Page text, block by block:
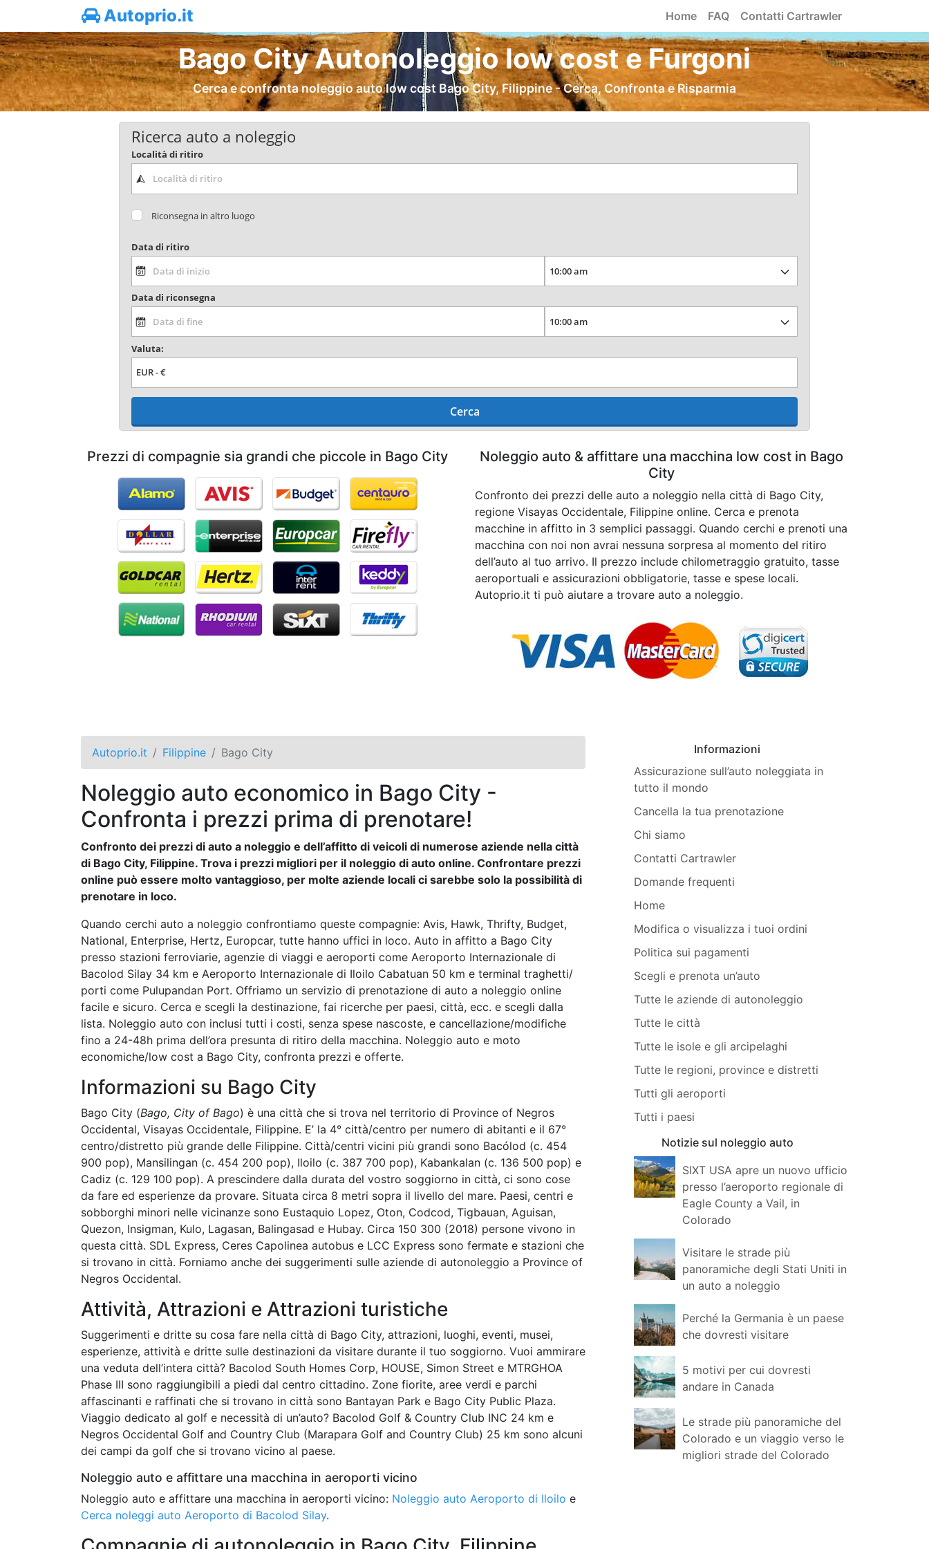
Autoprio.it Home FAQ Contatti Cartrawler
Bago City Autonoleggio low cost e Furgoni
Cerca e confronta noleggio auto low cost Bago City, Filippine - Cerca, Confronta e Risparmia
Ricerca auto a noleggio
Località di ritiro
Riconsegna in altro luogo
Data di ritiro
Data di riconsegna
Valuta:
Cerca
Prezzi di compagnie sia grandi che piccole in Bago City
Noleggio auto & affittare una macchina low cost in Bago
City
Confronto dei prezzi delle auto a noleggio nella città di Bago City,
regione Visayas Occidentale, Filippine online. Cerca e prenota
macchine in affitto in 3 semplici passaggi. Quando cerchi e prenoti una
macchina con noi non avrai nessuna sorpresa al momento del ritiro
dell’auto al tuo arrivo. Il prezzo include chilometraggio gratuito, tasse
aeroportuali e assicurazioni obbligatorie, tasse e spese locali.
Autoprio.it ti può aiutare a trovare auto a noleggio.
Autoprio.it Filippine Bago City
Noleggio auto economico in Bago City -
Confronta i prezzi prima di prenotare!
Confronto dei prezzi di auto a noleggio e dell’affitto di veicoli di numerose aziende nella città
di Bago City, Filippine. Trova i prezzi migliori per il noleggio di auto online. Confrontare prezzi
online può essere molto vantaggioso, per molte aziende locali ci sarebbe solo la possibilità di
prenotare in loco.
Quando cerchi auto a noleggio confrontiamo queste compagnie: Avis, Hawk, Thrifty, Budget,
National, Enterprise, Hertz, Europcar, tutte hanno uffici in loco. Auto in affitto a Bago City
presso stazioni ferroviarie, agenzie di viaggi e aeroporti come Aeroporto Internazionale di
Bacolod Silay 34 km e Aeroporto Internazionale di Iloilo Cabatuan 50 km e terminal traghetti/
porti come Pulupandan Port. Offriamo un servizio di prenotazione di auto a noleggio online
facile e sicuro. Cerca e scegli la destinazione, fai ricerche per paesi, città, ecc. e scegli dalla
lista. Noleggio auto con inclusi tutti i costi, senza spese nascoste, e cancellazione/modifiche
fino a 24-48h prima dell’ora presunta di ritiro della macchina. Noleggio auto e moto
economiche/low cost a Bago City, confronta prezzi e offerte.
Informazioni su Bago City
Bago City (Bago, City of Bago) è una città che si trova nel territorio di Province of Negros
Occidental, Visayas Occidentale, Filippine. E’ la 4° città/centro per numero di abitanti e il 67°
centro/distretto più grande delle Filippine. Città/centri vicini più grandi sono Bacólod (c. 454
900 pop), Mansilingan (c. 454 200 pop), Iloilo (c. 387 700 pop), Kabankalan (c. 136 500 pop) e
Cadiz (c. 129 100 pop). A prescindere dalla durata del vostro soggiorno in città, ci sono cose
da fare ed esperienze da provare. Situata circa 8 metri sopra il livello del mare. Paesi, centri e
sobborghi minori nelle vicinanze sono Eustaquio Lopez, Oton, Codcod, Tigbauan, Aguisan,
Quezon, Insigman, Kulo, Lagasan, Balingasad e Hubay. Circa 150 300 (2018) persone vivono in
questa città. SDL Express, Ceres Capolinea autobus e LCC Express sono fermate e stazioni che
si trovano in città. Forniamo anche dei suggerimenti sulle aziende di autonoleggio a Province of
Negros Occidental.
Attività, Attrazioni e Attrazioni turistiche
Suggerimenti e dritte su cosa fare nella città di Bago City, attrazioni, luoghi, eventi, musei,
esperienze, attività e dritte sulle destinazioni da visitare durante il tuo soggiorno. Vuoi ammirare
una veduta dell’intera città? Bacolod South Homes Corp, HOUSE, Simon Street e MTRGHOA
Phase III sono raggiungibili a piedi dal centro cittadino. Zone fiorite, aree verdi e parchi
affascinanti e raffinati che si trovano in città sono Bantayan Park e Bago City Public Plaza.
Viaggio dedicato al golf e necessità di un’auto? Bacolod Golf & Country Club INC 24 km e
Negros Occidental Golf and Country Club (Marapara Golf and Country Club) 25 km sono alcuni
dei campi da golf che si trovano vicino al paese.
Noleggio auto e affittare una macchina in aeroporti vicino
Noleggio auto e affittare una macchina in aeroporti vicino: Noleggio auto Aeroporto di Iloilo e
Cerca noleggi auto Aeroporto di Bacolod Silay.
Informazioni
Assicurazione sull’auto noleggiata in
tutto il mondo
Cancella la tua prenotazione
Chi siamo
Contatti Cartrawler
Domande frequenti
Home
Modifica o visualizza i tuoi ordini
Politica sui pagamenti
Scegli e prenota un’auto
Tutte le aziende di autonoleggio
Tutte le città
Tutte le isole e gli arcipelaghi
Tutte le regioni, province e distretti
Tutti gli aeroporti
Tutti i paesi
Notizie sul noleggio auto
SIXT USA apre un nuovo ufficio
presso l’aeroporto regionale di
Eagle County a Vail, in
Colorado
Visitare le strade più
panoramiche degli Stati Uniti in
un auto a noleggio
Perché la Germania è un paese
che dovresti visitare
5 motivi per cui dovresti
andare in Canada
Le strade più panoramiche del
Colorado e un viaggio verso le
migliori strade del Colorado